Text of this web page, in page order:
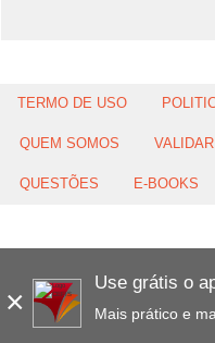
×
Use grátis o
Mais prático e
TERMO DE USO
QUEM SOMOS
QUESTÕES E-BOOKS